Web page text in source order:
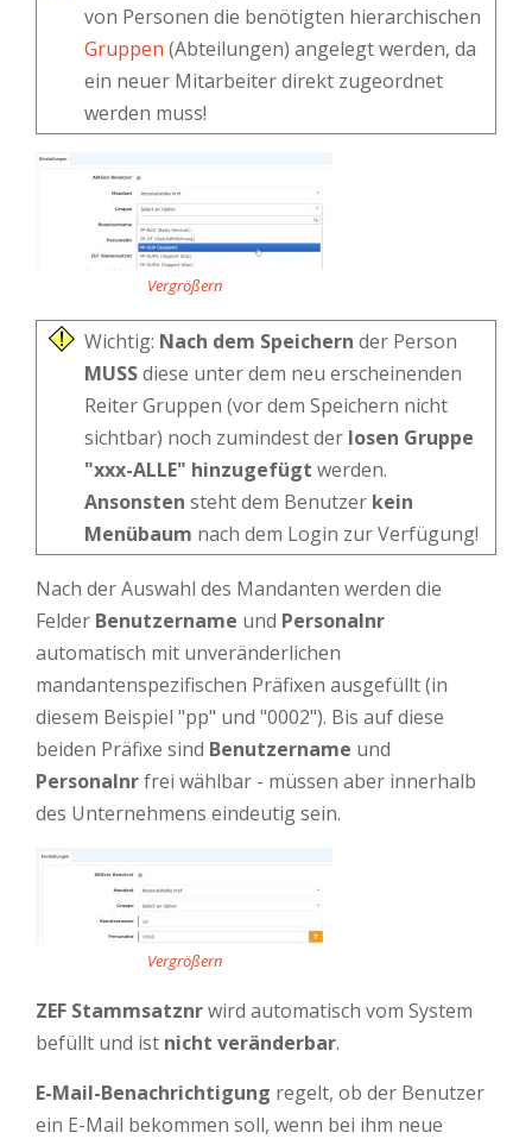
von Personen die benötigten hierarchischen
Gruppen (Abteilungen) angelegt werden, da
ein neuer Mitarbeiter direkt zugeordnet
werden muss!
Vergrößern
Wichtig: Nach dem Speichern der Person
MUSSdiese unter dem neu erscheinenden
Reiter Gruppen (vor dem Speichern nicht
sichtbar) noch zumindest der losen Gruppe
"xxx-ALLE" hinzugefügt werden.
Ansonsten steht dem Benutzer kein
Menübaum nach dem Login zur Verfügung!
Nach der Auswahl des Mandanten werden die
Felder Benutzername und Personalnr
automatisch mit unveränderlichen
mandantenspezifischen Präfixen ausgefüllt (in
diesem Beispiel "pp" und "0002"). Bis auf diese
beiden Präfixe sind Benutzername und
Personalnrfrei wählbar - müssen aber innerhalb
des Unternehmens eindeutig sein.
Vergrößern
ZEF Stammsatznrwird automatisch vom System
befüllt und ist nicht veränderbar.
E-Mail-Benachrichtigung regelt, ob der Benutzer
ein E-Mail bekommen soll, wenn bei ihm neue